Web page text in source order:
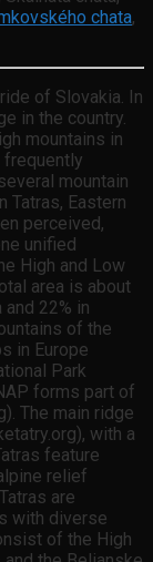
chata,
of Slovakia. In
in the country.
mountains in
frequently
mountain
Tatras, Eastern
perceived,
unified
High and Low
area is about
22% in
of the
in Europe
Park
forms part of
The main ridge
with a
feature
relief
are
with diverse
of the High